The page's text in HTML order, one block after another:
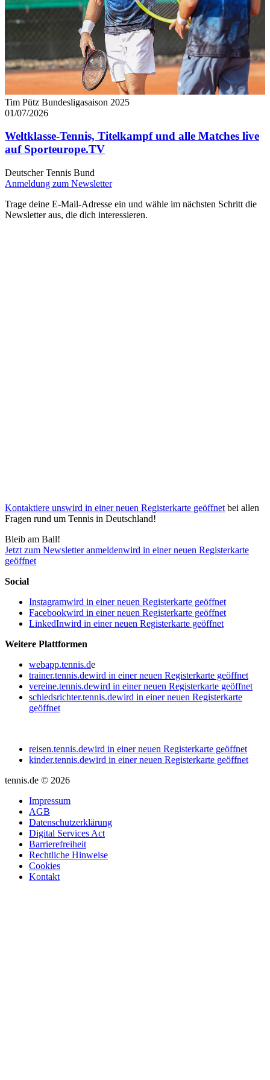
Tim Pütz Bundesligasaison 2025
01/07/2026
Weltklasse-Tennis, Titelkampf und alle Matches live
auf Sporteurope.TV
Deutscher Tennis Bund
Anmeldung zum Newsletter
Trage deine E-Mail-Adresse ein und wähle im nächsten Schritt die
Newsletter aus, die dich interessieren.
Kontaktiere unswird in einer neuen Registerkarte geöffnet bei allen
Fragen rund um Tennis in Deutschland!
Bleib am Ball!
Jetzt zum Newsletter anmeldenwird in einer neuen Registerkarte
geöffnet
Social
Instagramwird in einer neuen Registerkarte geöffnet
Facebookwird in einer neuen Registerkarte geöffnet
LinkedInwird in einer neuen Registerkarte geöffnet
Weitere Plattformen
webapp.tennis.de
trainer.tennis.dewird in einer neuen Registerkarte geöffnet
vereine.tennis.dewird in einer neuen Registerkarte geöffnet
schiedsrichter.tennis.dewird in einer neuen Registerkarte
geöffnet
reisen.tennis.dewird in einer neuen Registerkarte geöffnet
kinder.tennis.dewird in einer neuen Registerkarte geöffnet
tennis.de © 2026
Impressum
AGB
Datenschutzerklärung
Digital Services Act
Barrierefreiheit
Rechtliche Hinweise
Cookies
Kontakt